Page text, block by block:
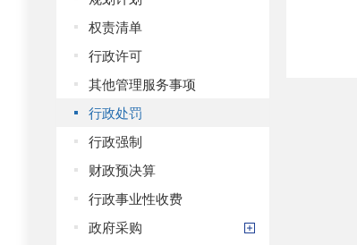
权责清单
行政许可
其他管理服务事项
行政处罚
行政强制
财政预决算
行政事业性收费
政府采购